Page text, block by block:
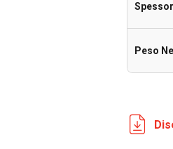
Peso